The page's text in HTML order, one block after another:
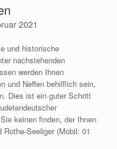
2021
und historische
nachstehenden
werden Ihnen
und Neffen behilflich sein,
Dies ist ein guter Schritt
keinen finden, der Ihnen
Seeliger (Mobil: 01